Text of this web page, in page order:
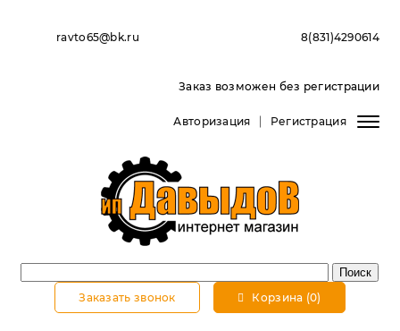
ravto65@bk.ru 8(831)4290614
Заказ возможен без регистрации
Авторизация Регистрация
Заказать звонок Корзина (0)